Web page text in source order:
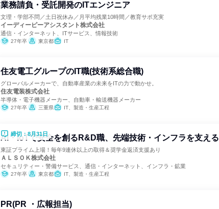
業務請負・受託開発のITエンジニア
文理・学部不問／土日祝休み／月平均残業10時間／教育サポ充実
イーディーピーアシスタント株式会社
通信・インターネット、ITサービス、情報技術
27年卒 東京都 IT
住友電工グループのIT職(技術系総合職)
グローバルメーカーで、自動車産業の未来をITの力で動かせ。
住友電装株式会社
半導体・電子機器メーカー、自動車・輸送機器メーカー
27年卒 三重県 IT、製造・生産工程
締切：8月31日
AI・IoTで安全を創るR&D職、先端技術・インフラを支える
東証プライム上場！毎年9連休以上の取得＆奨学金返済支援あり
ＡＬＳＯＫ株式会社
セキュリティー・警備サービス、通信・インターネット、インフラ・鉱業
27年卒 東京都 IT、製造・生産工程
PR(PR ・広報担当)